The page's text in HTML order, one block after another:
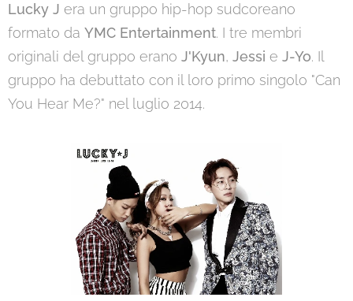
Lucky J era un gruppo hip-hop sudcoreano
formato da YMC Entertainment. I tre membri
originali del gruppo erano J'Kyun, Jessi e J-Yo. Il
gruppo ha debuttato con il loro primo singolo "Can
You Hear Me?" nel luglio 2014.